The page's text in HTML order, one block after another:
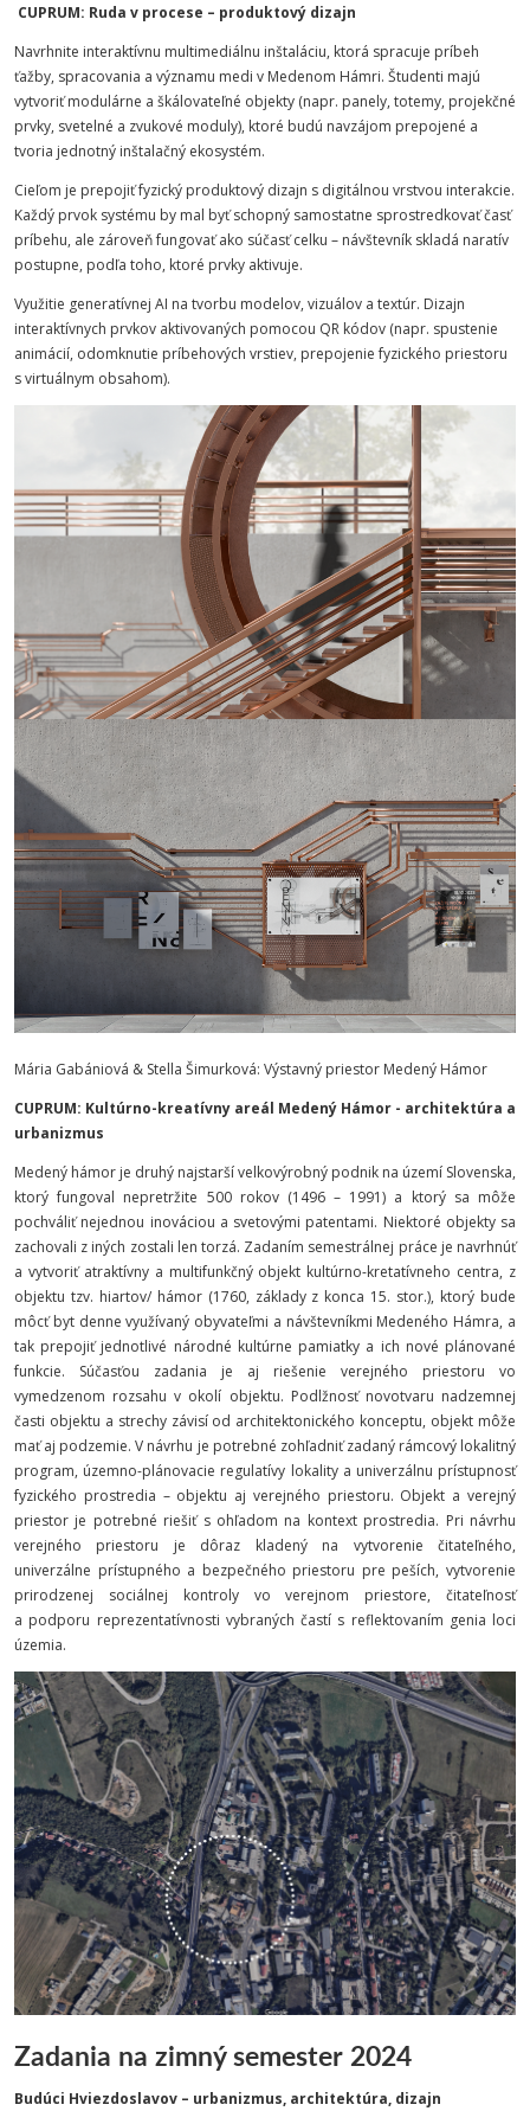
CUPRUM: Ruda v procese – produktový dizajn
Navrhnite interaktívnu multimediálnu inštaláciu, ktorá spracuje príbeh
ťažby, spracovania a významu medi v Medenom Hámri. Študenti majú
vytvoriť modulárne a škálovateľné objekty (napr. panely, totemy, projekčné
prvky, svetelné a zvukové moduly), ktoré budú navzájom prepojené a
tvoria jednotný inštalačný ekosystém.
Cieľom je prepojiť fyzický produktový dizajn s digitálnou vrstvou interakcie.
Každý prvok systému by mal byť schopný samostatne sprostredkovať časť
príbehu, ale zároveň fungovať ako súčasť celku – návštevník skladá naratív
postupne, podľa toho, ktoré prvky aktivuje.
Využitie generatívnej AI na tvorbu modelov, vizuálov a textúr. Dizajn
interaktívnych prvkov aktivovaných pomocou QR kódov (napr. spustenie
animácií, odomknutie príbehových vrstiev, prepojenie fyzického priestoru
s virtuálnym obsahom).
Mária Gabániová & Stella Šimurková: Výstavný priestor Medený Hámor
CUPRUM: Kultúrno-kreatívny areál Medený Hámor - architektúra a
urbanizmus
Medený hámor je druhý najstarší velkovýrobný podnik na území Slovenska,
ktorý fungoval nepretržite 500 rokov (1496 – 1991) a ktorý sa môže
pochváliť nejednou inováciou a svetovými patentami. Niektoré objekty sa
zachovali z iných zostali len torzá. Zadaním semestrálnej práce je navrhnúť
a vytvoriť atraktívny a multifunkčný objekt kultúrno-kretatívneho centra, z
objektu tzv. hiartov/ hámor (1760, základy z konca 15. stor.), ktorý bude
môcť byt denne využívaný obyvateľmi a návštevníkmi Medeného Hámra, a
tak prepojiť jednotlivé národné kultúrne pamiatky a ich nové plánované
funkcie. Súčasťou zadania je aj riešenie verejného priestoru vo
vymedzenom rozsahu v okolí objektu. Podlžnosť novotvaru nadzemnej
časti objektu a strechy závisí od architektonického konceptu, objekt môže
mať aj podzemie. V návrhu je potrebné zohľadniť zadaný rámcový lokalitný
program, územno-plánovacie regulatívy lokality a univerzálnu prístupnosť
fyzického prostredia – objektu aj verejného priestoru. Objekt a verejný
priestor je potrebné riešiť s ohľadom na kontext prostredia. Pri návrhu
verejného priestoru je dôraz kladený na vytvorenie čitateľného,
univerzálne prístupného a bezpečného priestoru pre peších, vytvorenie
prirodzenej sociálnej kontroly vo verejnom priestore, čitateľnosť
a podporu reprezentatívnosti vybraných častí s reflektovaním genia loci
územia.
Zadania na zimný semester 2024
Budúci Hviezdoslavov – urbanizmus, architektúra, dizajn